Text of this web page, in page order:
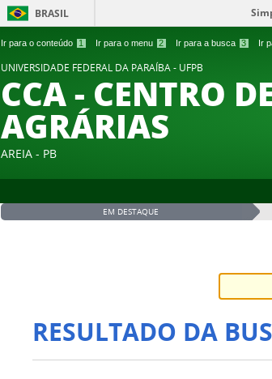
Ir para o conteúdo 1 Ir para o menu 2 Ir para a busca 3 Ir
BRASIL
UNIVERSIDADE FEDERAL DA PARAÍBA - UFPB
CCA - CENTRO
AGRÁRIAS
AREIA - PB
EM DESTAQUE
RESULTADO DA